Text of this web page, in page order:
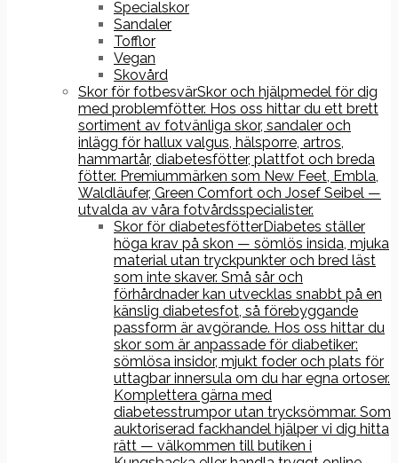
Specialskor
Sandaler
Tofflor
Vegan
Skovård
Skor för fotbesvärSkor och hjälpmedel för dig
med problemfötter. Hos oss hittar du ett brett
sortiment av fotvänliga skor, sandaler och
inlägg för hallux valgus, hälsporre, artros,
hammartår, diabetesfötter, plattfot och breda
fötter. Premiummärken som New Feet, Embla,
Waldläufer, Green Comfort och Josef Seibel —
utvalda av våra fotvårdsspecialister.
Skor för diabetesfötterDiabetes ställer
höga krav på skon — sömlös insida, mjuka
material utan tryckpunkter och bred läst
som inte skaver. Små sår och
förhårdnader kan utvecklas snabbt på en
känslig diabetesfot, så förebyggande
passform är avgörande. Hos oss hittar du
skor som är anpassade för diabetiker:
sömlösa insidor, mjukt foder och plats för
uttagbar innersula om du har egna ortoser.
Komplettera gärna med
diabetesstrumpor utan trycksömmar. Som
auktoriserad fackhandel hjälper vi dig hitta
rätt — välkommen till butiken i